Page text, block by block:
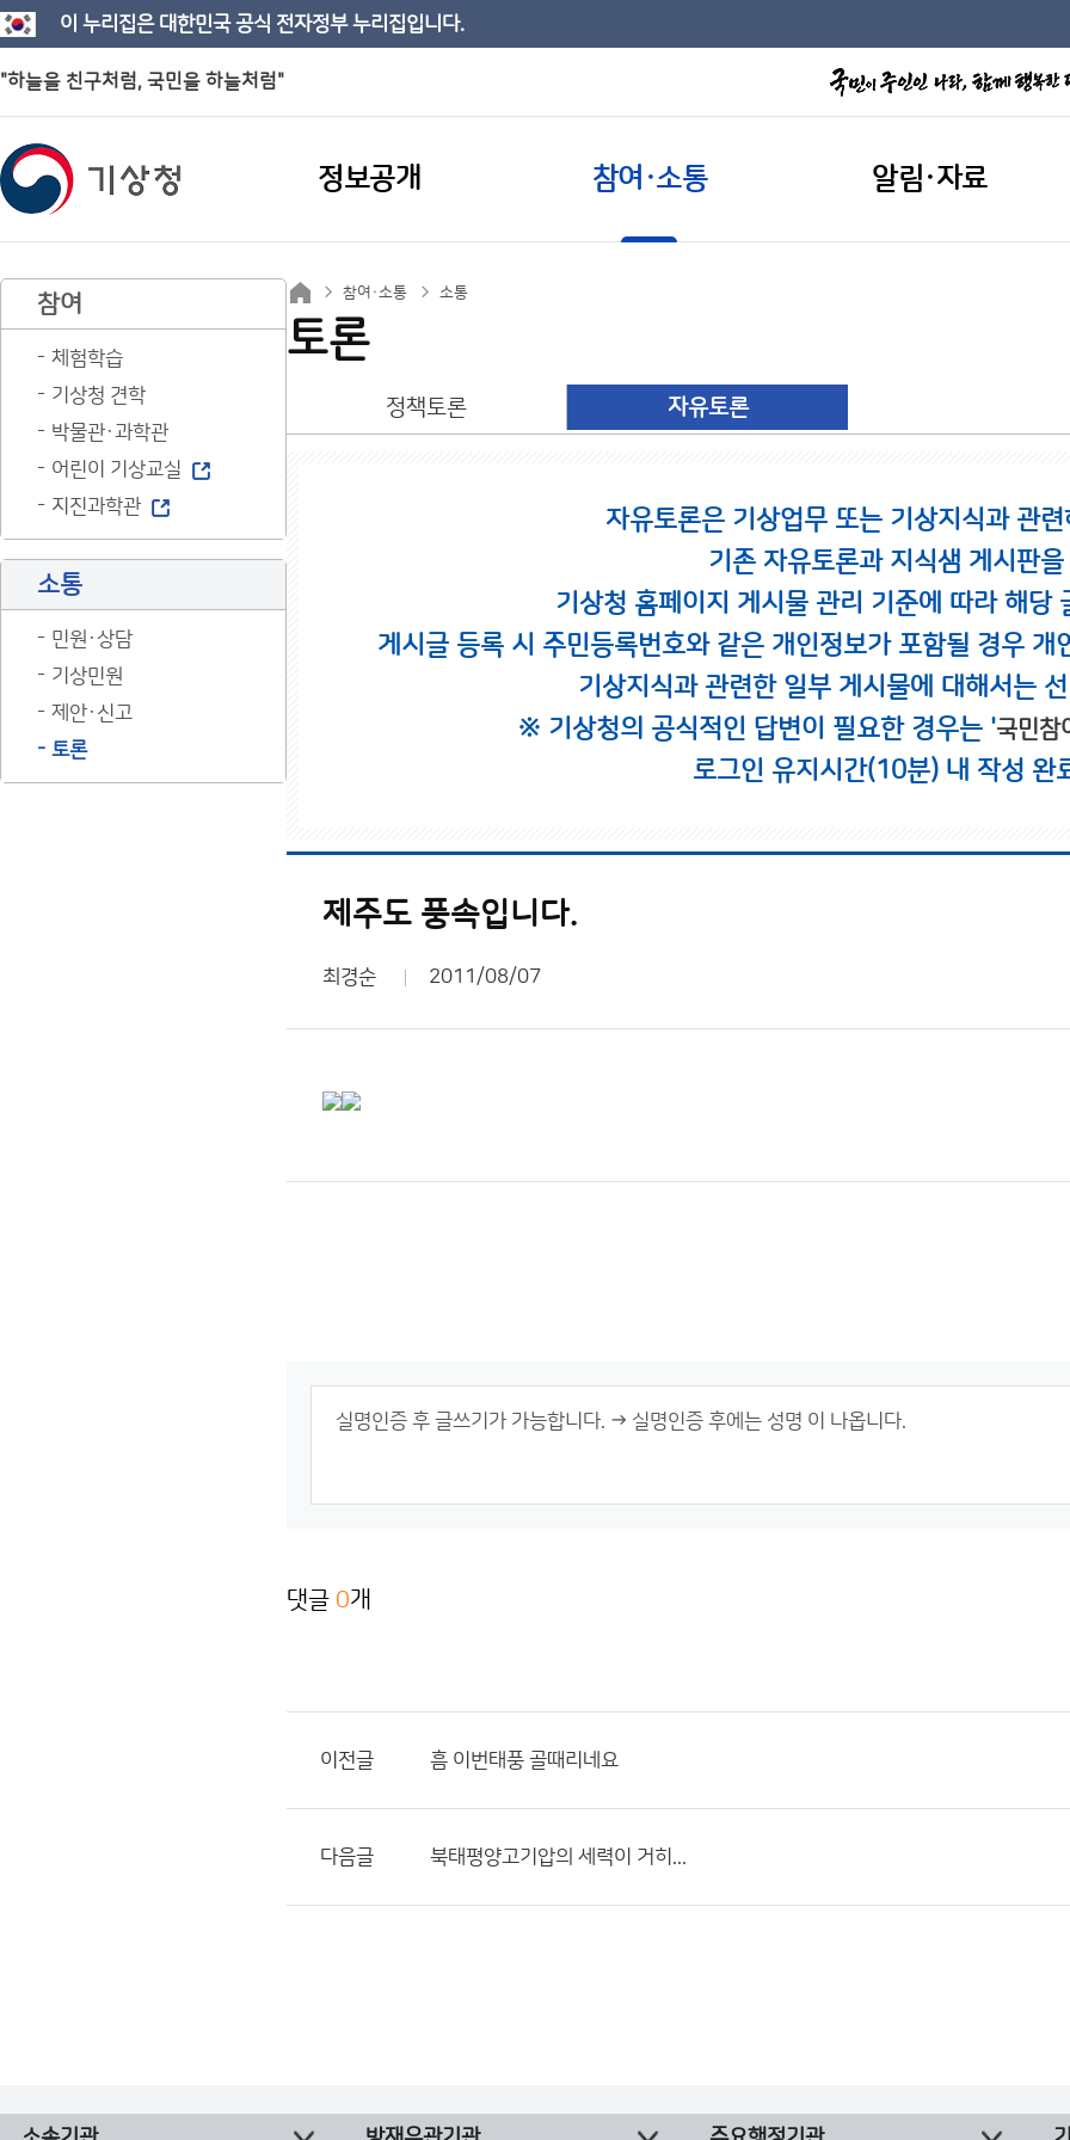
이 누리집은 대한민국 공식 전자정부 누리집입니다.
"하늘을 친구처럼, 국민을 하늘처럼"
정보공개 참여·소통 알림·자료
참여
체험학습
기상청 견학
박물관·과학관
어린이 기상교실
지진과학관
소통
민원·상담
기상민원
제안·신고
토론
참여·소통 소통
토론
정책토론 자유토론
자유토론은 기상업무 또는 기상지식과 관
기존 자유토론과 지식샘 게시판
기상청 홈페이지 게시물 관리 기준에 따라 해당
게시글 등록 시 주민등록번호와 같은 개인정보가 포함될 경우
기상지식과 관련한 일부 게시물에 대해서는
※ 기상청의 공식적인 답변이 필요한 경우는 '국민참
로그인 유지시간(10분) 내 작성 완
제주도 풍속입니다.
최경순 2011/08/07
댓글 0개
이전글 흠 이번태풍 골때리네요
다음글 북태평양고기압의 세력이 거히...